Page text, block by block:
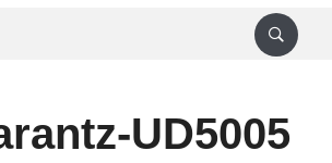
UD5005